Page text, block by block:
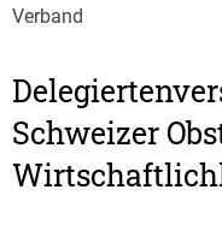
Verband
Schweizer